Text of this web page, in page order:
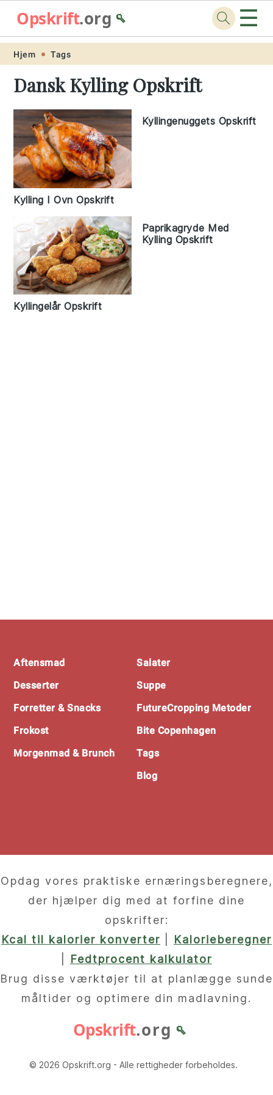
Skip
primary
navigation
Skip
main
content
Skip
primary
sidebar
Skip
footer
Opskrift.org🥄 ☰
Hjem Tags
Dansk Kylling Opskrift
Kylling I Ovn Opskrift
Kyllingenuggets Opskrift
Kyllingelår Opskrift
Paprikagryde Med
Kylling Opskrift
Footer
Aftensmad
Desserter
Forretter & Snacks
Frokost
Morgenmad & Brunch
Salater
Suppe
FutureCropping Metoder
Bite Copenhagen
Tags
Blog
Opdag vores praktiske ernæringsberegnere,
der hjælper dig med at forfine dine
opskrifter:
Kcal til kalorier konverter
Kalorieberegner
Fedtprocent kalkulator
Brug disse værktøjer til at planlægge sunde
måltider og optimere din madlavning.
Opskrift.org 🥄
© 2026 Opskrift.org - Alle rettigheder forbeholdes.